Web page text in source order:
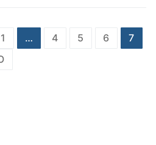
1 … 4 5 6
7